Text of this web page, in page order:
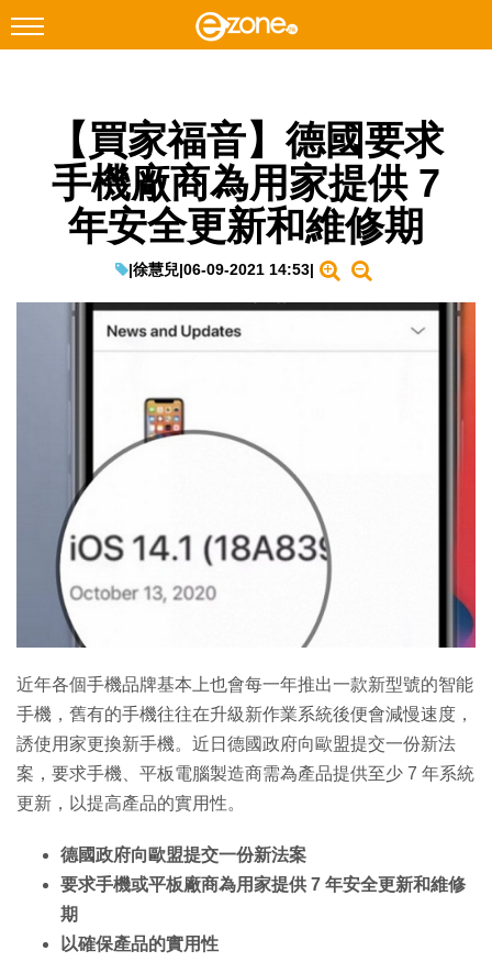
Facebook Instagram
科技焦點
網絡生活
教學評測
EduTech
生成式AI與雲端應用
Enterprise Digital Transformation
【買家福音】德國要求
手機廠商為用家提供 7
年安全更新和維修期
|徐慧兒|06-09-2021 14:53|
近年各個手機品牌基本上也會每一年推出一款新型號的智能
手機，舊有的手機往往在升級新作業系統後便會減慢速度，
誘使用家更換新手機。近日德國政府向歐盟提交一份新法
案，要求手機、平板電腦製造商需為產品提供至少 7 年系統
更新，以提高產品的實用性。
德國政府向歐盟提交一份新法案
要求手機或平板廠商為用家提供 7 年安全更新和維修
期
以確保產品的實用性